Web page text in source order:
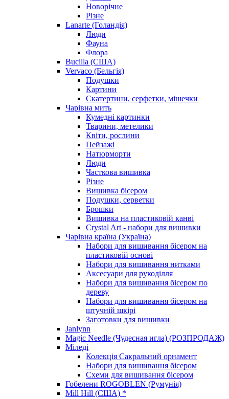
Новорічне
Різне
Lanarte (Голандія)
Люди
Фауна
Флора
Bucilla (США)
Vervaco (Бельгія)
Подушки
Картини
Скатертини, серфетки, мішечки
Чарiвна мить
Кумедні картинки
Тварини, метелики
Квіти, рослини
Пейзажі
Натюрморти
Люди
Часткова вишивка
Різне
Вишивка бісером
Подушки, серветки
Брошки
Вишивка на пластиковій канві
Crystal Art - набори для вишивки
Чарівна країна (Україна)
Набори для вишивання бісером на
пластиковій основі
Набори для вишивання нитками
Аксесуари для рукоділля
Набори для вишивання бісером по
дереву
Набори для вишивання бісером на
штучній шкірі
Заготовки для вишивки
Janlynn
Magic Needle (Чудесная игла) (РОЗПРОДАЖ)
Міледі
Колекція Сакральний орнамент
Набори для вишивання бісером
Схеми для вишивання бісером
Гобелени ROGOBLEN (Румунія)
Mill Hill (США) *